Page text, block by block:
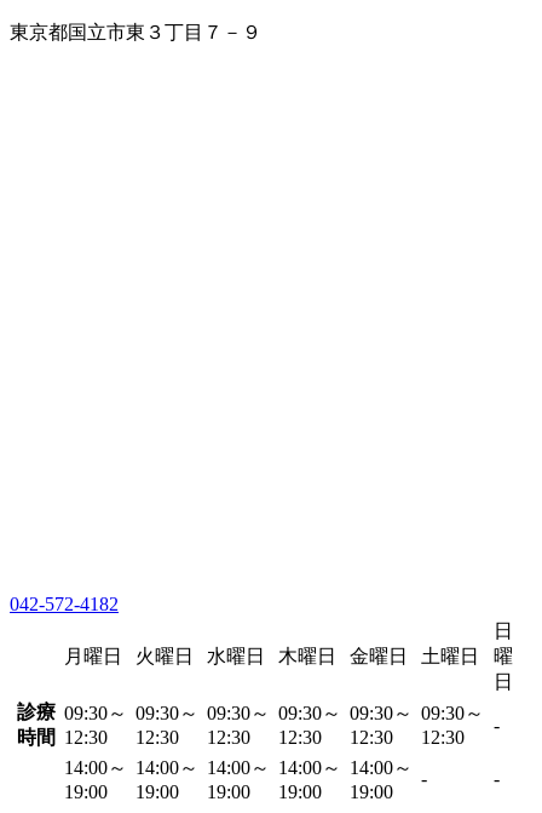
東京都国立市東３丁目７－９
042-572-4182
月曜日 火曜日 水曜日 木曜日 金曜日 土曜日
日
曜
日
診療
時間
09:30～
12:30
09:30～
12:30
09:30～
12:30
09:30～
12:30
09:30～
12:30
09:30～
12:30
-
14:00～
19:00
14:00～
19:00
14:00～
19:00
14:00～
19:00
14:00～
19:00
- -